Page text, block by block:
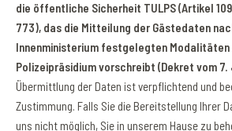
die öffentliche Sicherheit TULPS (Artikel 109
773), das die Mitteilung der Gästedaten
Innenministerium festgelegten Modalitäten
Polizeipräsidium vorschreibt (Dekret vom 7.
Übermittlung der Daten ist verpflichtend und
Zustimmung. Falls Sie die Bereitstellung Ihrer
uns nicht möglich, Sie in unserem Hause zu